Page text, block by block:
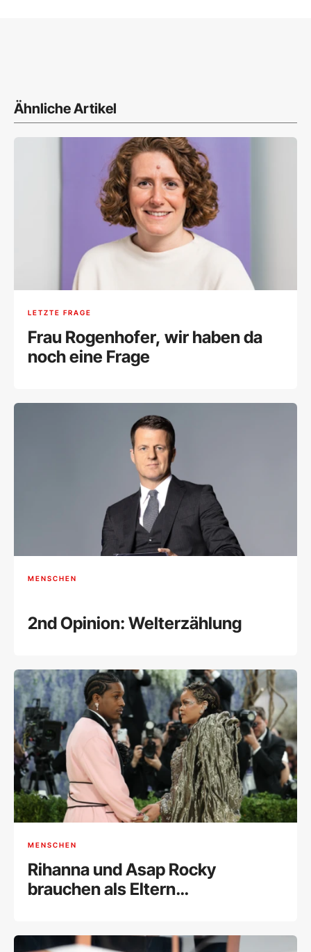
Ähnliche Artikel
LETZTE FRAGE
Frau Rogenhofer, wir haben da
noch eine Frage
MENSCHEN
2nd Opinion: Welterzählung
MENSCHEN
Rihanna und Asap Rocky
brauchen als Eltern